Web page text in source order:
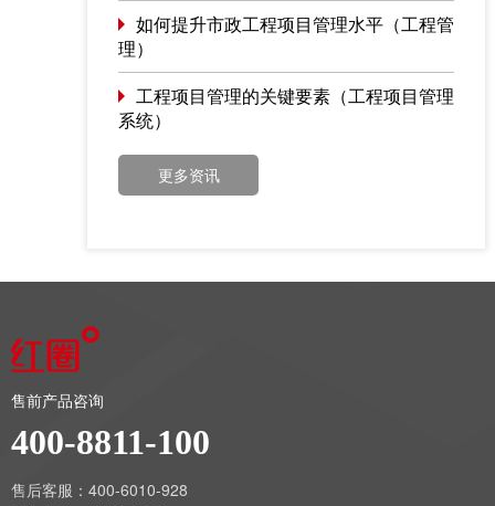
如何提升市政工程项目管理水平（工程管
理）
工程项目管理的关键要素（工程项目管理
系统）
更多资讯
售前产品咨询
400-8811-100
售后客服：400-6010-928